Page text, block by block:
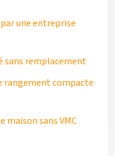
une entreprise
sans remplacement
rangement compacte
maison sans VMC